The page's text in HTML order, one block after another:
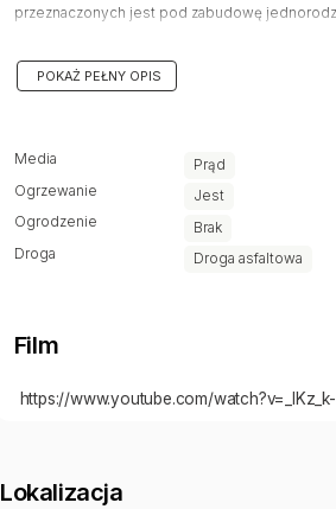
przeznaczonych jest pod zabudowę
Działka położona jest bezpośrednio przy
W pobliżu znajduje się Szkoła Podstawowa nr
narciarski Podstolice-Ski.
Do centrum Krakowa ok.18 km.
Kontakt : Adam +48 510 131 177
Prąd: na działce |
Woda: brak |
Komunikacja publ.: autobus miejski |
POKAŻ PEŁNY OPIS
Media
Prąd
Ogrzewanie
Jest
Ogrodzenie
Brak
Droga
Droga asfaltowa
Film
https://www.youtube.com/
Lokalizacja